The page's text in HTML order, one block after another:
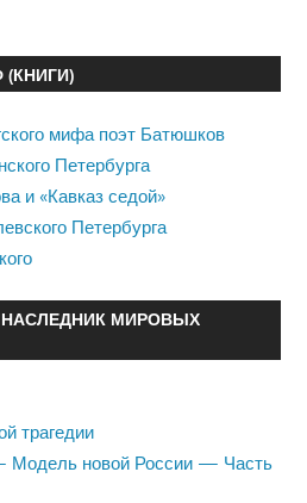
мифа поэт Батюшков
Петербурга
и «Кавказ седой»
Петербурга
МИРОВЫХ
трагедии
Модель новой России — Часть